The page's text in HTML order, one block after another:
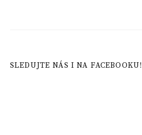
SLEDUJTE NÁS I NA FACEBOOKU!